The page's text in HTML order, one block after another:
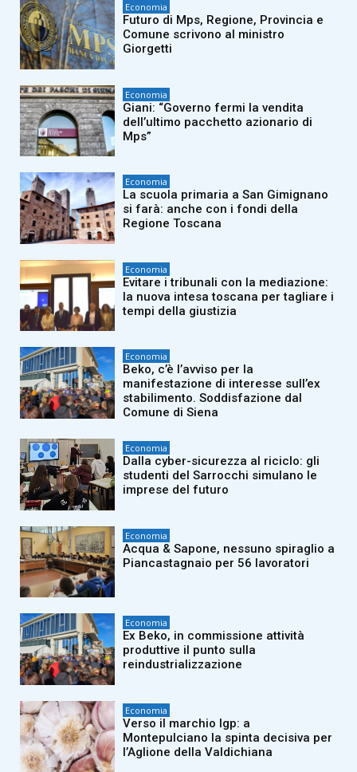
Economia
Futuro di Mps, Regione, Provincia e
Comune scrivono al ministro
Giorgetti
Economia
Giani: “Governo fermi la vendita
dell’ultimo pacchetto azionario di
Mps”
Economia
La scuola primaria a San Gimignano
si farà: anche con i fondi della
Regione Toscana
Economia
Evitare i tribunali con la mediazione:
la nuova intesa toscana per tagliare i
tempi della giustizia
Economia
Beko, c’è l’avviso per la
manifestazione di interesse sull’ex
stabilimento. Soddisfazione dal
Comune di Siena
Economia
Dalla cyber-sicurezza al riciclo: gli
studenti del Sarrocchi simulano le
imprese del futuro
Economia
Acqua & Sapone, nessuno spiraglio a
Piancastagnaio per 56 lavoratori
Economia
Ex Beko, in commissione attività
produttive il punto sulla
reindustrializzazione
Economia
Verso il marchio Igp: a
Montepulciano la spinta decisiva per
l’Aglione della Valdichiana